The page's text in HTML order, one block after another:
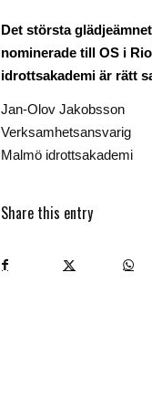
Det största
nominerade till OS i
idrottsakademi är rätt
Jan-Olov Jakobsson
Verksamhetsansvarig
Malmö idrottsakademi
Share this entry